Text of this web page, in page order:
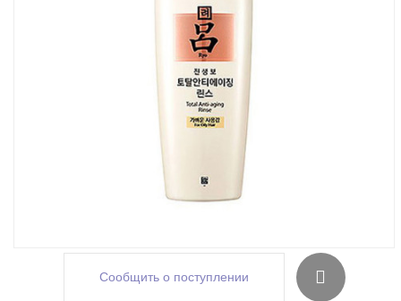
Сообщить о поступлении